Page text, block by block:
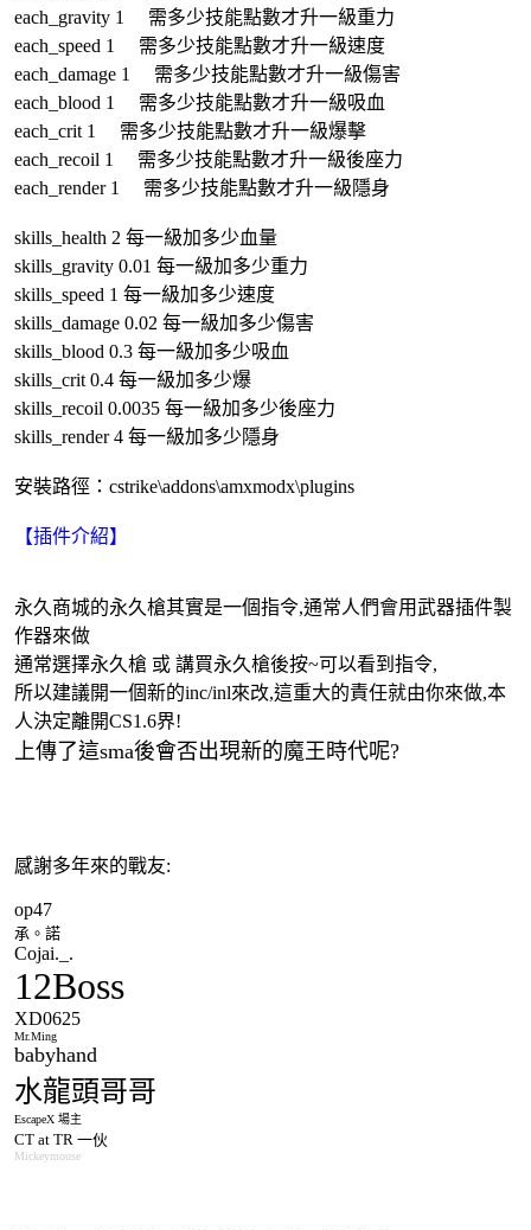
each_gravity 1 需多少技能點數才升一級重力
each_speed 1 需多少技能點數才升一級速度
each_damage 1 需多少技能點數才升一級傷害
each_blood 1 需多少技能點數才升一級吸血
each_crit 1 需多少技能點數才升一級爆擊
each_recoil 1 需多少技能點數才升一級後座力
each_render 1 需多少技能點數才升一級隱身
skills_health 2 每一級加多少血量
skills_gravity 0.01 每一級加多少重力
skills_speed 1 每一級加多少速度
skills_damage 0.02 每一級加多少傷害
skills_blood 0.3 每一級加多少吸血
skills_crit 0.4 每一級加多少爆
skills_recoil 0.0035 每一級加多少後座力
skills_render 4 每一級加多少隱身
安裝路徑：cstrike\addons\amxmodx\plugins
【插件介紹】
永久商城的永久槍其實是一個指令,通常人們會用武器插件製
作器來做
通常選擇永久槍 或 講買永久槍後按~可以看到指令,
所以建議開一個新的inc/inl來改,這重大的責任就由你來做,本
人決定離開CS1.6界!
上傳了這sma後會否出現新的魔王時代呢?
感謝多年來的戰友:
op47
承。諾
Cojai._.
12Boss
XD0625
Mr.Ming
babyhand
水龍頭哥哥
EscapeX 場主
CT at TR 一伙
Mickeymouse